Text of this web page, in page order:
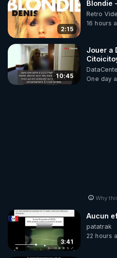
2:15
Blondie
Retro
16 hours
10:45
Jouer a
One day
Why
3:41
Aucun
patatrak
22 hours